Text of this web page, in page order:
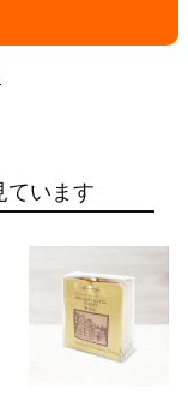
ています